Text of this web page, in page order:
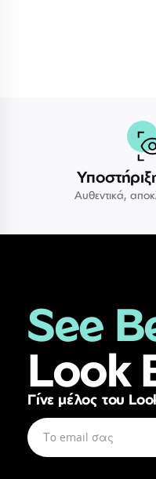
Αυθεντικά,
See
Look
Γίνε μέλος του